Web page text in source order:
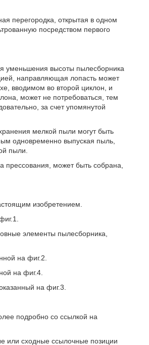
перегородка, открытая в одном
посредством первого
уменьшения высоты пылесборника
направляющая лопасть может
вводимом во второй циклон, и
может не потребоваться, тем
за счет упомянутой
мелкой пыли могут быть
одновременно выпуская пыль,
пыли.
прессования, может быть собрана,
изобретением.
элементы пылесборника,
на фиг.2.
на фиг.4.
на фиг.3.
подробно со ссылкой на
или сходные ссылочные позиции